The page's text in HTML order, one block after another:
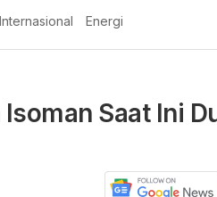
Internasional Energi
Saat Ini